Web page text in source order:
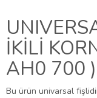
İKİLİ
AH0 700 )
Bu ürün univarsal